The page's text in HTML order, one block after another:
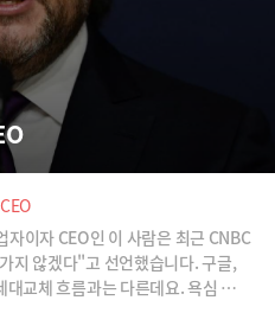
이자 CEO인 이 사람은 최근 CNBC
지 않겠다"고 선언했습니다. 구글,
교체 흐름과는 다른데요. 욕심 때문